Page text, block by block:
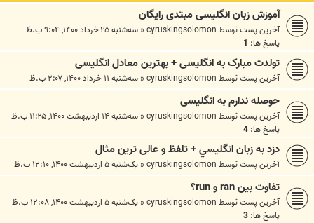
آموزش زبان انگلیسی مبتدی رایگان
آخرین پست توسطcyruskingsolomon
« سه‌شنبه ۲۵ خرداد ۱۴۰۰, ۹:۰۴ ب.ظ
پاسخ ها: 1
تولدت مبارک به انگلیسی + بهترین معادل انگلیسی
آخرین پست توسطcyruskingsolomon
« سه‌شنبه ۱۱ خرداد ۱۴۰۰, ۲:۰۷ ب.ظ
حوصله ندارم به انگلیسی
آخرین پست توسطcyruskingsolomon
« سه‌شنبه ۱۴ اردیبهشت ۱۴۰۰, ۱۱:۲۵ ب.ظ
پاسخ ها: 4
دزد به زبان انگليسي + تلفظ و عالی ترین مثال
آخرین پست توسطcyruskingsolomon
« یک‌شنبه ۵ اردیبهشت ۱۴۰۰, ۱۲:۱۰ ب.ظ
تفاوت بین ran و run؟
آخرین پست توسطcyruskingsolomon
« یک‌شنبه ۵ اردیبهشت ۱۴۰۰, ۱۲:۰۸ ب.ظ
پاسخ ها: 3